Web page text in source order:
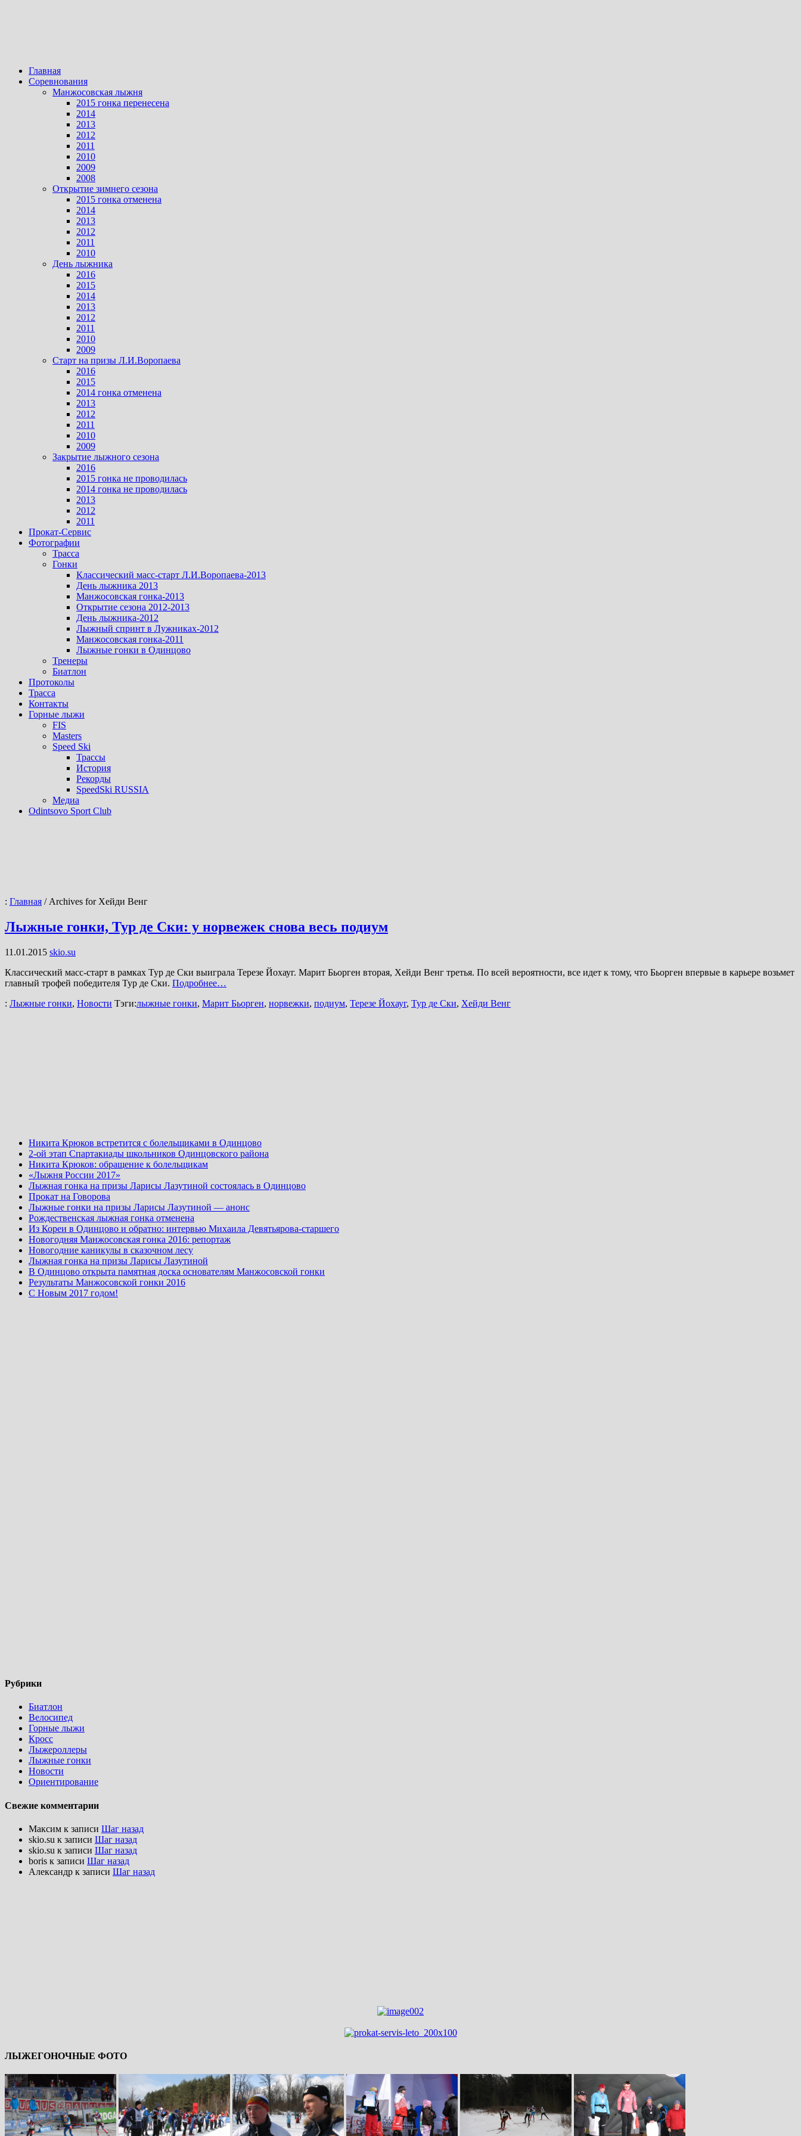
Главная
Соревнования
Манжосовская лыжня
2015 гонка перенесена
2014
2013
2012
2011
2010
2009
2008
Открытие зимнего сезона
2015 гонка отменена
2014
2013
2012
2011
2010
День лыжника
2016
2015
2014
2013
2012
2011
2010
2009
Старт на призы Л.И.Воропаева
2016
2015
2014 гонка отменена
2013
2012
2011
2010
2009
Закрытие лыжного сезона
2016
2015 гонка не проводилась
2014 гонка не проводилась
2013
2012
2011
Прокат-Сервис
Фотографии
Трасса
Гонки
Классический масс-старт Л.И.Воропаева-2013
День лыжника 2013
Манжосовская гонка-2013
Открытие сезона 2012-2013
День лыжника-2012
Лыжный спринт в Лужниках-2012
Манжосовская гонка-2011
Лыжные гонки в Одинцово
Тренеры
Биатлон
Протоколы
Трасса
Контакты
Горные лыжи
FIS
Masters
Speed Ski
Трассы
История
Рекорды
SpeedSki RUSSIA
Медиа
Odintsovo Sport Club
: Главная /Archives for Хейди Венг
Лыжные гонки, Тур де Ски: у норвежек снова весь подиум
11.01.2015 skio.su
Классический масс-старт в рамках Тур де Ски выиграла Терезе Йохауг. Марит Бьорген вторая, Хейди Венг третья. По всей вероятности, все идет к тому, что Бьорген впервые в карьере возьмет
главный трофей победителя Тур де Ски. Подробнее…
: Лыжные гонки, Новости Тэги:лыжные гонки, Марит Бьорген, норвежки, подиум, Терезе Йохауг, Тур де Ски, Хейди Венг
Никита Крюков встретится с болельщиками в Одинцово
2-ой этап Спартакиады школьников Одинцовского района
Никита Крюков: обращение к болельщикам
«Лыжня России 2017»
Лыжная гонка на призы Ларисы Лазутиной состоялась в Одинцово
Прокат на Говорова
Лыжные гонки на призы Ларисы Лазутиной — анонс
Рождественская лыжная гонка отменена
Из Кореи в Одинцово и обратно: интервью Михаила Девятьярова-старшего
Новогодняя Манжосовская гонка 2016: репортаж
Новогодние каникулы в сказочном лесу
Лыжная гонка на призы Ларисы Лазутиной
В Одинцово открыта памятная доска основателям Манжосовской гонки
Результаты Манжосовской гонки 2016
С Новым 2017 годом!
Рубрики
Биатлон
Велосипед
Горные лыжи
Кросс
Лыжероллеры
Лыжные гонки
Новости
Ориентирование
Свежие комментарии
Максим к записи Шаг назад
skio.su к записи Шаг назад
skio.su к записи Шаг назад
boris к записи Шаг назад
Александр к записи Шаг назад
ЛЫЖЕГОНОЧНЫЕ ФОТО